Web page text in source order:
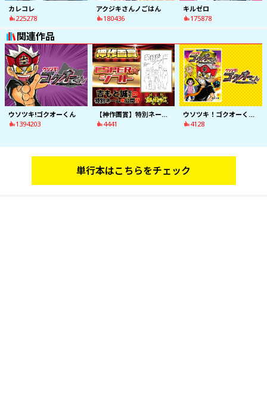
カレコレ
225278
アクジキさんノごはん
180436
キルゼロ
175878
関連作品
ウソツキ!ゴクオーくん
1394203
【神作画賞】特別ネーム｢ESPER☆シフト｣
4441
ウソツキ！ゴクオーくん ナンバー１ウソツキ小学生登場！
4128
単行本はこちらをチェック